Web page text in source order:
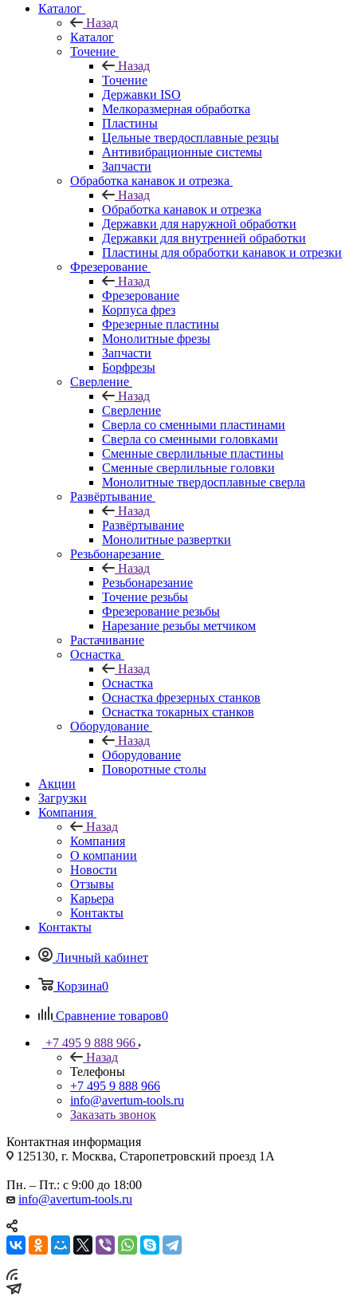
Каталог
Назад
Каталог
Точение
Назад
Точение
Державки ISO
Мелкоразмерная обработка
Пластины
Цельные твердосплавные резцы
Антивибрационные системы
Запчасти
Обработка канавок и отрезка
Назад
Обработка канавок и отрезка
Державки для наружной обработки
Державки для внутренней обработки
Пластины для обработки канавок и отрезки
Фрезерование
Назад
Фрезерование
Корпуса фрез
Фрезерные пластины
Монолитные фрезы
Запчасти
Борфрезы
Сверление
Назад
Сверление
Сверла со сменными пластинами
Сверла со сменными головками
Сменные сверлильные пластины
Сменные сверлильные головки
Монолитные твердосплавные сверла
Развёртывание
Назад
Развёртывание
Монолитные развертки
Резьбонарезание
Назад
Резьбонарезание
Точение резьбы
Фрезерование резьбы
Нарезание резьбы метчиком
Растачивание
Оснастка
Назад
Оснастка
Оснастка фрезерных станков
Оснастка токарных станков
Оборудование
Назад
Оборудование
Поворотные столы
Акции
Загрузки
Компания
Назад
Компания
О компании
Новости
Отзывы
Карьера
Контакты
Контакты
Личный кабинет
Корзина0
Сравнение товаров0
+7 495 9 888 966
Назад
Телефоны
+7 495 9 888 966
info@avertum-tools.ru
Заказать звонок
Контактная информация
125130, г. Москва, Старопетровский проезд 1А
Пн. – Пт.: с 9:00 до 18:00
info@avertum-tools.ru